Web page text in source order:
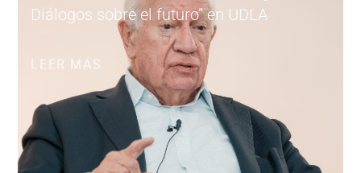
Diálogos sobre el futuro” en UDLA
LEER MÁS